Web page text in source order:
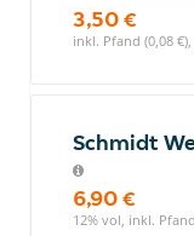
3,50 €
inkl. Pfand (0,08
Schmidt
6,90 €
12% vol, inkl.